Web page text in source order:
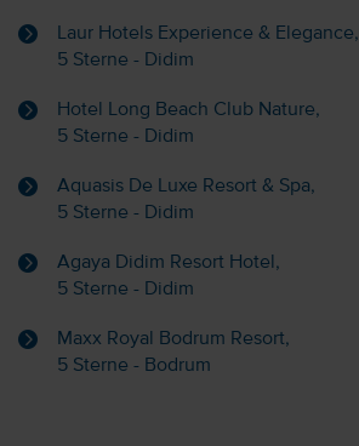
Laur Hotels Experience & Elegance,
5 Sterne - Didim
Hotel Long Beach Club Nature,
5 Sterne - Didim
Aquasis De Luxe Resort & Spa,
5 Sterne - Didim
Agaya Didim Resort Hotel,
5 Sterne - Didim
Maxx Royal Bodrum Resort,
5 Sterne - Bodrum